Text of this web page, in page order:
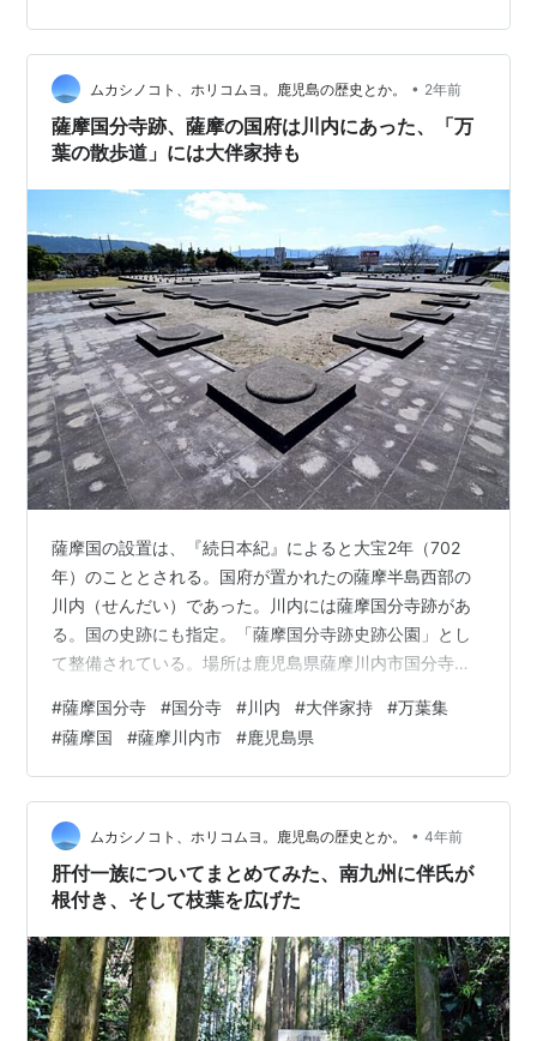
元）／にいろただあり 新納忠影／にいろただかげ 新納忠
常／にいろただつね 新納忠充／にいろただみつ 新納久徳
／にいろひさのり 新納是久の一族 新納是久／にいろこれ
ひさ 新納是久の娘 …
ムカシノコト、ホリコムヨ。鹿児島の歴史とか。 • 2年前
薩摩国分寺跡、薩摩の国府は川内にあった、「万
葉の散歩道」には大伴家持も
薩摩国の設置は、『続日本紀』によると大宝2年（702
年）のこととされる。国府が置かれたの薩摩半島西部の
川内（せんだい）であった。川内には薩摩国分寺跡があ
る。国の史跡にも指定。「薩摩国分寺跡史跡公園」とし
て整備されている。場所は鹿児島県薩摩川内市国分寺
に国分寺を設置することになった。薩摩国分寺もその一
つだ。 また、薩摩国分寺跡のすぐ近くにある「万葉の散
歩道」もあわせて紹介する。ここには『万葉集』に収録
された歌の碑がちょっとある。また、大伴家持（おおと
ものやかもち）の像も。大伴家持は薩摩守に任じられ、
この地に居た時期がある。 薩摩国分寺跡へ …
#薩摩国分寺 #国分寺 #川内 #大伴家持 #万葉集
#薩摩国 #薩摩川内市 #鹿児島県
ムカシノコト、ホリコムヨ。鹿児島の歴史とか。 • 4年前
肝付一族についてまとめてみた、南九州に伴氏が
根付き、そして枝葉を広げた